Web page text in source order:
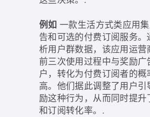
例如 一款生活方式类应用
告和可选的付费订阅服务
析用户群数据，该应用运营
前三次使用过程中与奖励广
户，转化为付费订阅者的概
高。他们据此调整了用户引
励这种行为，从而同时提升
和订阅转化率。.